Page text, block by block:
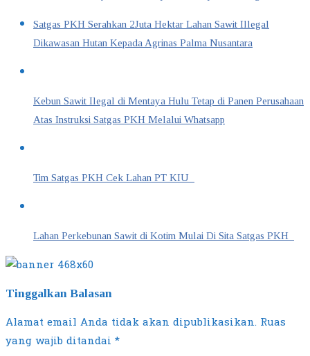
Satgas PKH Serahkan 2Juta Hektar Lahan Sawit Illegal
Dikawasan Hutan Kepada Agrinas Palma Nusantara
Kebun Sawit Ilegal di Mentaya Hulu Tetap di Panen Perusahaan
Atas Instruksi Satgas PKH Melalui Whatsapp
Tim Satgas PKH Cek Lahan PT KIU
Lahan Perkebunan Sawit di Kotim Mulai Di Sita Satgas PKH
Tinggalkan Balasan
Alamat email Anda tidak akan dipublikasikan. Ruas
yang wajib ditandai *